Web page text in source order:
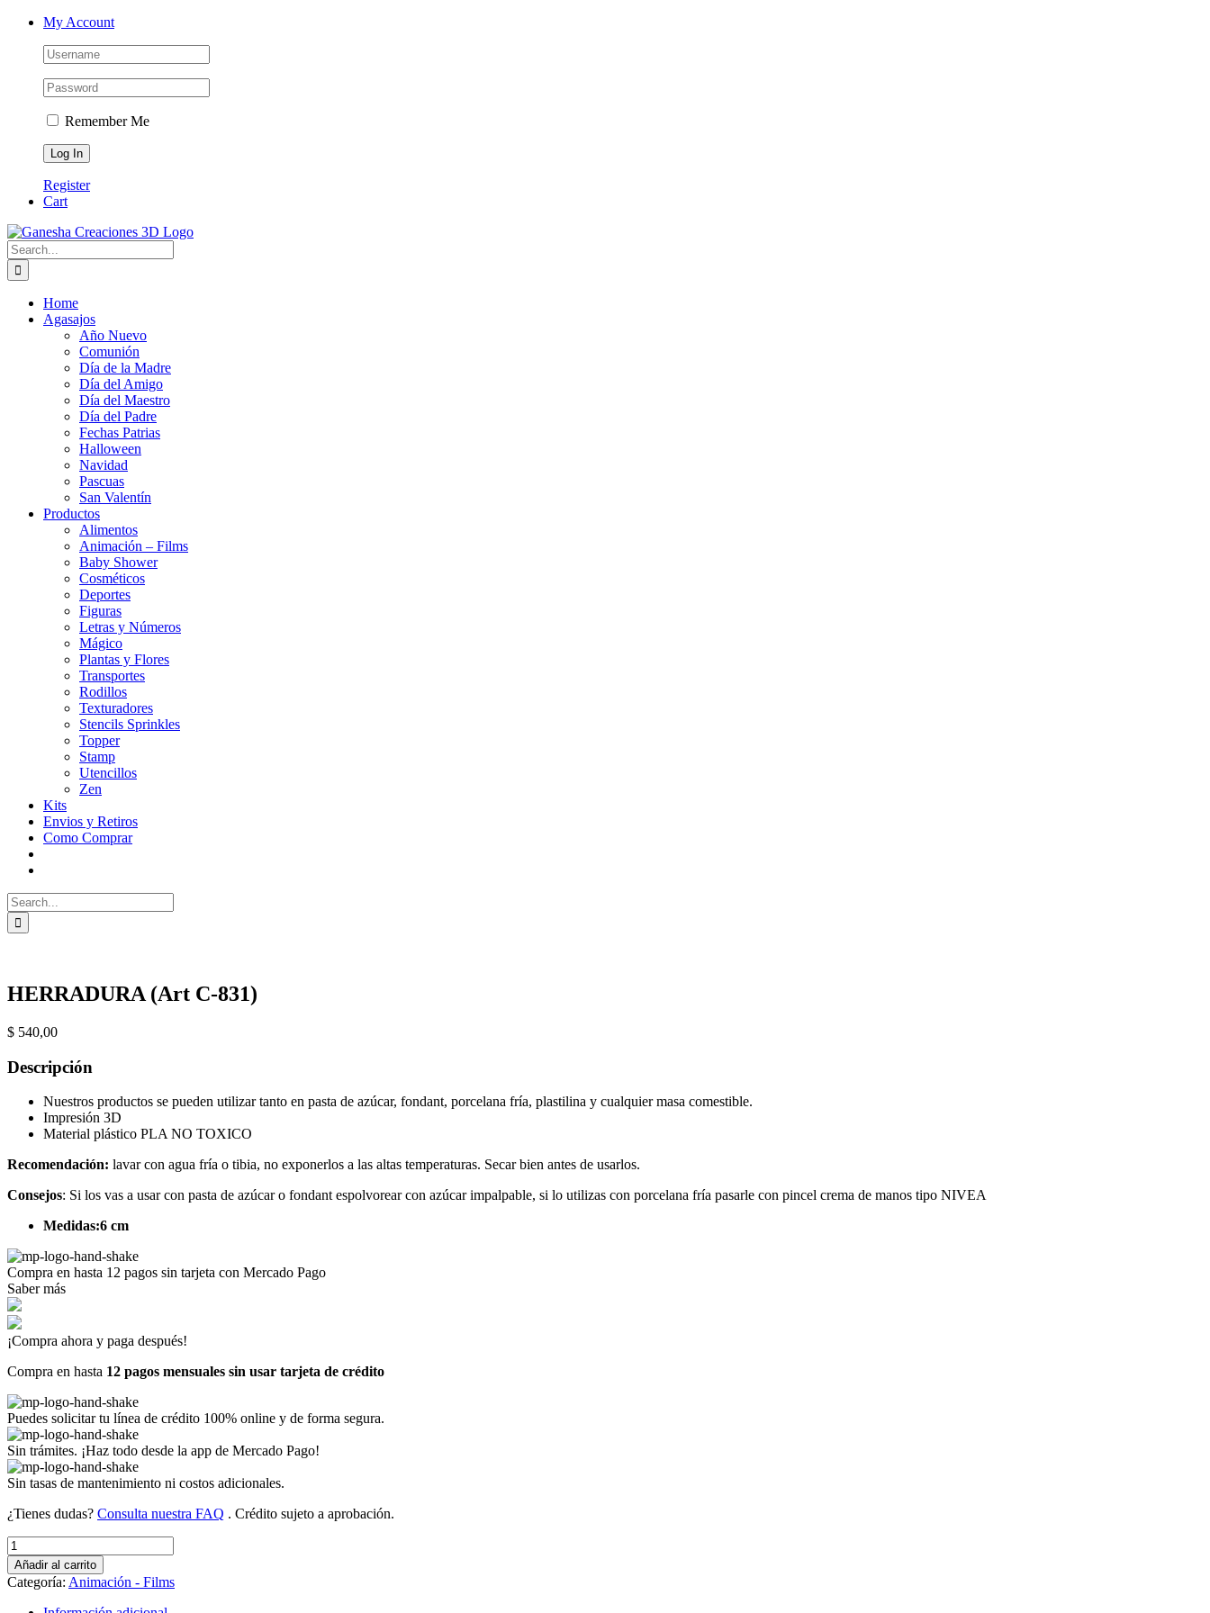
Skip
Facebook
Instagram
Email
Phone My Account
Remember Me
Register
Cart
Search
for:
Home
Agasajos
Año Nuevo
Comunión
Día de la Madre
Día del Amigo
Día del Maestro
Día del Padre
Fechas Patrias
Halloween
Navidad
Pascuas
San Valentín
Productos
Alimentos
Animación – Films
Baby Shower
Cosméticos
Deportes
Figuras
Letras y Números
Mágico
Plantas y Flores
Transportes
Rodillos
Texturadores
Stencils Sprinkles
Topper
Stamp
Utencillos
Zen
Kits
Envios y Retiros
Como Comprar
Search
for:
HERRADURA (Art C-831)
$ 540,00
Descripción
Nuestros productos se pueden utilizar tanto en pasta de azúcar, fondant, porcelana fría, plastilina y cualquier masa comestible.
Impresión 3D
Material plástico PLA NO TOXICO
Recomendación: lavar con agua fría o tibia, no exponerlos a las altas temperaturas. Secar bien antes de usarlos.
Consejos: Si los vas a usar con pasta de azúcar o fondant espolvorear con azúcar impalpable, si lo utilizas con porcelana fría pasarle con pincel crema de manos tipo NIVEA
Medidas:6 cm
Compra en hasta 12 pagos sin tarjeta con Mercado Pago
Saber más
¡Compra ahora y paga después!
Compra en hasta 12 pagos mensuales sin usar tarjeta de crédito
Puedes solicitar tu línea de crédito 100% online y de forma segura.
Sin trámites. ¡Haz todo desde la app de Mercado Pago!
Sin tasas de mantenimiento ni costos adicionales.
¿Tienes dudas? Consulta nuestra FAQ . Crédito sujeto a aprobación.
HERRADURA
(Art
C-
831)
cantidad
Añadir al carrito
Categoría: Animación - Films